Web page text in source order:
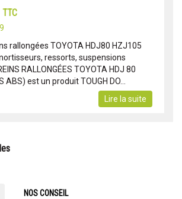
TTC
rallongées TOYOTA HDJ80 HZJ105
ressorts, suspensions
RALLONGÉES TOYOTA HDJ 80
ABS) est un produit TOUGH DO...
Lire la suite
NOS CONSEIL